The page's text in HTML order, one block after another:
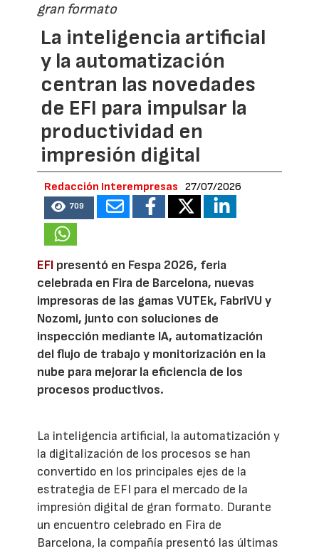
gran formato
La inteligencia artificial
y la automatización
centran las novedades
de EFI para impulsar la
productividad en
impresión digital
Redacción Interempresas 27/07/2026
709
EFI presentó en Fespa 2026, feria
celebrada en Fira de Barcelona, nuevas
impresoras de las gamas VUTEk, FabriVU y
Nozomi, junto con soluciones de
inspección mediante IA, automatización
del flujo de trabajo y monitorización en la
nube para mejorar la eficiencia de los
procesos productivos.
La inteligencia artificial, la automatización y
la digitalización de los procesos se han
convertido en los principales ejes de la
estrategia de EFI para el mercado de la
impresión digital de gran formato. Durante
un encuentro celebrado en Fira de
Barcelona, la compañía presentó las últimas